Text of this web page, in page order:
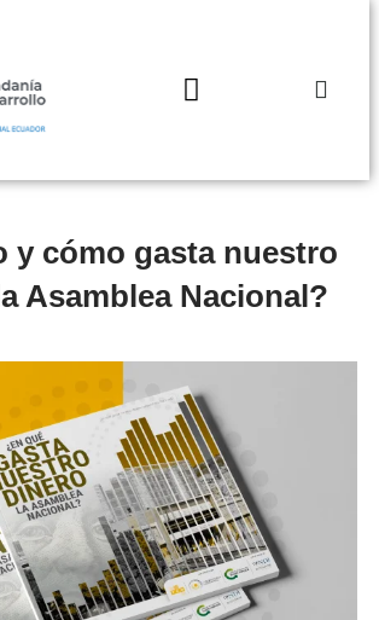
y cómo gasta nuestro
Asamblea Nacional?